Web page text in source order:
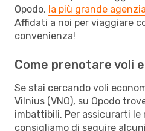
Opodo, la più grande
Affidati a noi per viaggiare
convenienza!
Come prenotare voli
Se stai cercando voli
Vilnius (VNO), su Opodo
imbattibili. Per assicurarti
consigliamo di seguire